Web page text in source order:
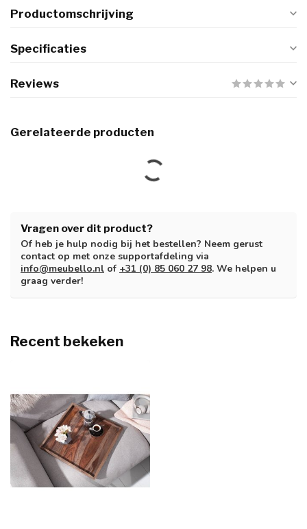
Productomschrijving
Specificaties
Reviews
Gerelateerde producten
Vragen over dit product?
Of heb je hulp nodig bij het bestellen? Neem gerust
contact op met onze supportafdeling via
info@meubello.nl of +31 (0) 85 060 27 98. We helpen u
graag verder!
Recent bekeken